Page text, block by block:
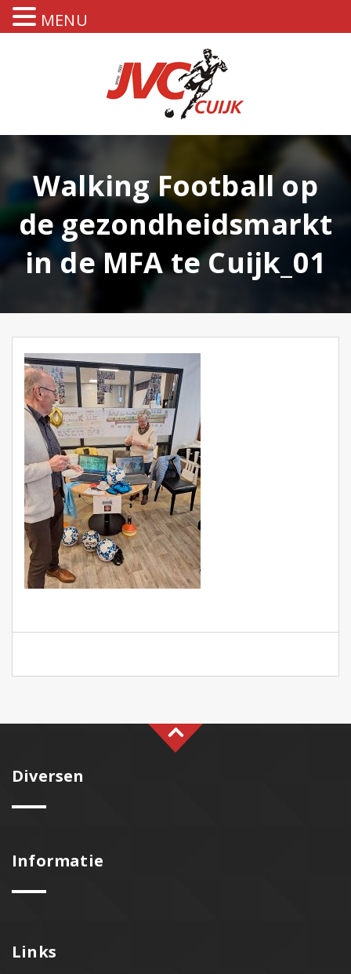
Walking Football op
de gezondheidsmarkt
in de MFA te Cuijk_01
Diversen
Informatie
Links
MENU